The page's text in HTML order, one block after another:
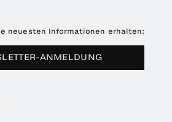
neuesten Informationen erhalten:
ANMELDUNG